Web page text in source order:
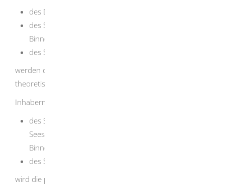
des DSV-A-Scheins, ausgestellt bis 31.03.1989, oder
des Sportbootführerscheins mit Geltungsbereich
Binnenschifffahrtsstraßen unter Segel oder
des Sportküstenschifferscheins
werden die praktische Segelbootprüfung und die
theoretischen Segelfragen anerkannt.
Inhabern:
des Sportbootführerschein mit Geltungsbereich
Seeschifffahrtsstraßen oder
Binnenschifffahrtsstraßen unter Motor oder
des Sportküstenschifferscheins
wird die praktische Motorbootprüfung anerkannt.